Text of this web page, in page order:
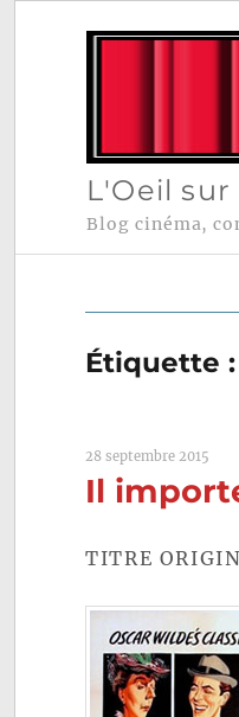
L'Oeil sur
Blog cinéma,
Étiquette :
28 septembre 2015
Il
TITRE